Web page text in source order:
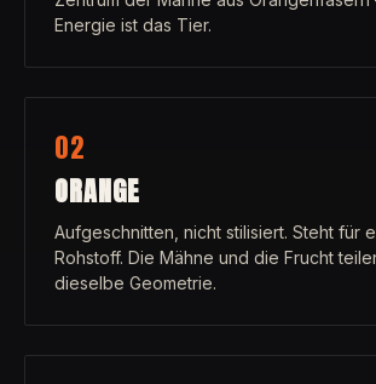
Energie ist das Tier.
02
ORANGE
Aufgeschnitten, nicht stilisiert. Steht für
Rohstoff. Die Mähne und die Frucht
dieselbe Geometrie.